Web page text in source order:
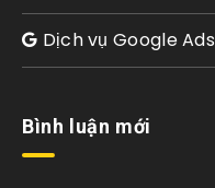
Dịch vụ Google Ads
Bình luận mới